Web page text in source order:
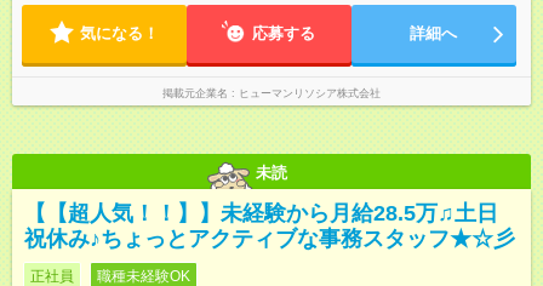
気になる！ 応募する 詳細へ
掲載元企業名 ヒューマンリソシア株式会社
未読
【【超人気！！】】未経験から月給28.5万♫土日
祝休み♪ちょっとアクティブな事務スタッフ★☆彡
正社員 職種未経験OK